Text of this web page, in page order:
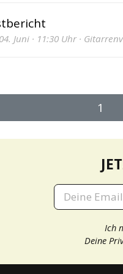
Juni · 11:30 Uhr ·
1
Ich
Deine